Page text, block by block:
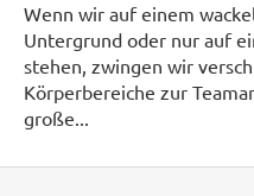
Wenn wir auf einem
Untergrund oder nur auf
stehen, zwingen wir
Körperbereiche zur
große...